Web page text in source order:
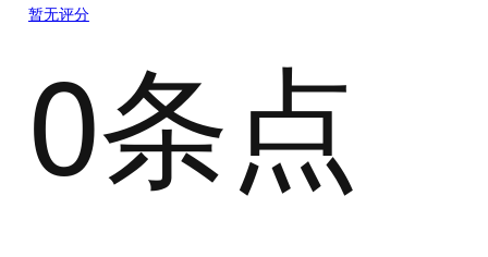
暂无评分
0条点